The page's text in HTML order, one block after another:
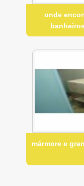
onde
mármore e